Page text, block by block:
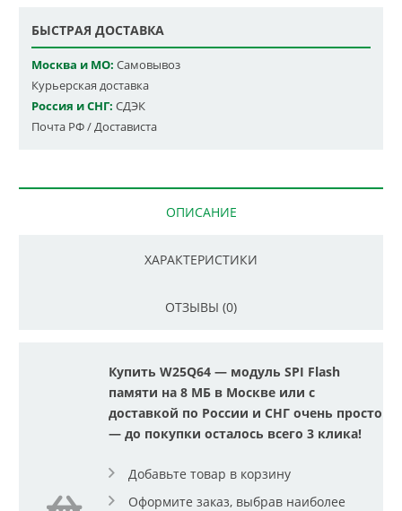
БЫСТРАЯ ДОСТАВКА
Москва и МО: Самовывоз
Курьерская доставка
Россия и СНГ: СДЭК
Почта РФ / Достависта
ОПИСАНИЕ
ХАРАКТЕРИСТИКИ
ОТЗЫВЫ (0)
Купить W25Q64 — модуль SPI Flash
памяти на 8 МБ в Москве или с
доставкой по России и СНГ очень просто
— до покупки осталось всего 3 клика!
Добавьте товар в корзину
Оформите заказ, выбрав наиболее